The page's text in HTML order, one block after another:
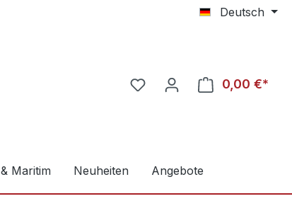
Deutsch
0,00 €*
Maritim Neuheiten Angebote